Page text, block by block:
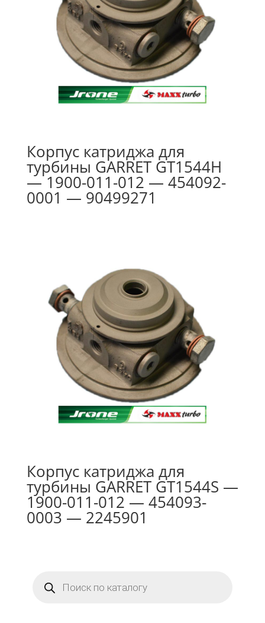
Корпус катриджа для
турбины GARRET GT1544H
— 1900-011-012 — 454092-
0001 — 90499271
Корпус катриджа для
турбины GARRET GT1544S —
1900-011-012 — 454093-
0003 — 2245901
товаров